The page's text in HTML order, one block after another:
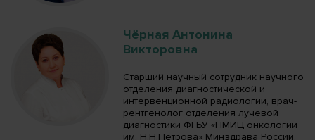
Чёрная Антонина
Викторовна
Старший научный сотрудник научного
отделения диагностической и
интервенционной радиологии, врач-
рентгенолог отделения лучевой
диагностики ФГБУ «НМИЦ онкологии
им. Н.Н.Петрова» Минздрава России,